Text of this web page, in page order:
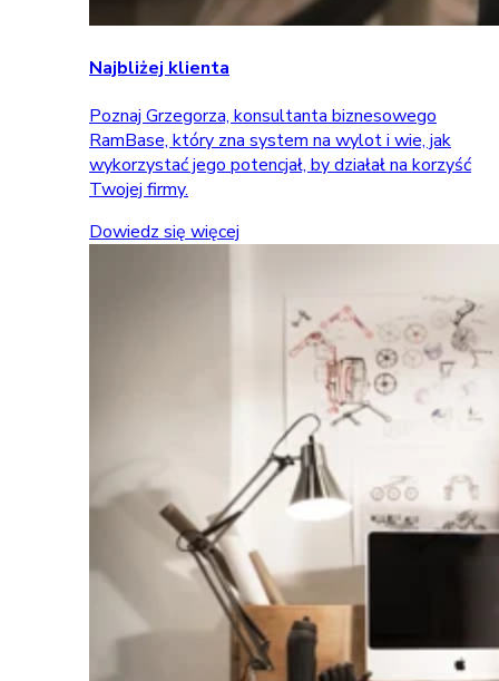
Najbliżej klienta
Poznaj Grzegorza, konsultanta biznesowego
RamBase, który zna system na wylot i wie, jak
wykorzystać jego potencjał, by działał na korzyść
Twojej firmy.
Dowiedz się więcej